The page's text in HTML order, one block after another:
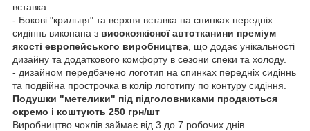
вставка.
- Бокові "крильця" та верхня вставка на спинках передніх
сидіннь виконана з високоякісної автотканини преміум
якості европейського виробництва , що додає унікальності
дизайну та додаткового комфорту в сезони спеки та холоду.
- дизайном передбачено логотип на спинках передніх сидіннь
та подвійна прострочка в колір логотипу по контуру сидіння.
Подушки "метелики" під підголовниками продаються
окремо і коштують 250 грн/шт
Виробництво чохлів займає від 3 до 7 робочих днів.